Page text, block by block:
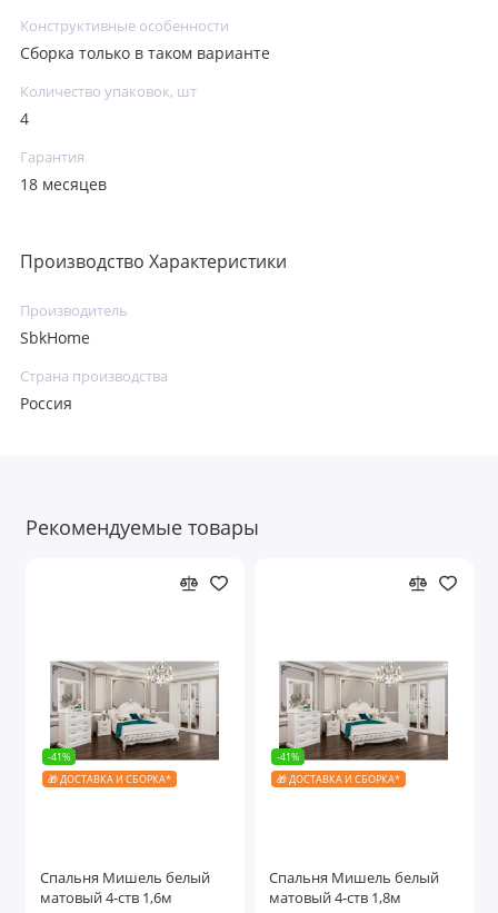
Конструктивные особенности
Сборка только в таком варианте
Количество упаковок, шт
4
Гарантия
18 месяцев
Производство Характеристики
Производитель
SbkHome
Страна производства
Россия
Рекомендуемые товары
-41%
🎁 ДОСТАВКА И СБОРКА*
Спальня Мишель белый
матовый 4-ств 1,6м
-41%
🎁 ДОСТАВКА И СБОРКА*
Спальня Мишель белый
матовый 4-ств 1,8м